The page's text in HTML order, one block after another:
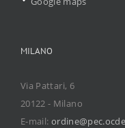
MILANO
Via Pattari, 6
20122 - Milano
E-mail: